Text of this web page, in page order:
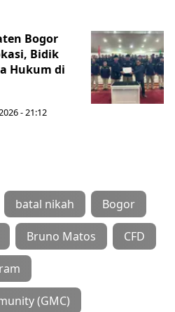
Bogor
Bidik
Hukum di
- 21:12
batal nikah Bogor
Bruno Matos CFD
(GMC)